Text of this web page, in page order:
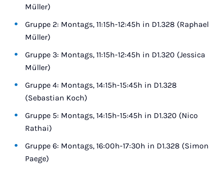
Müller)
Gruppe 2: Montags, 11:15h-12:45h in D1.328 (Raphael
Müller)
Gruppe 3: Montags, 11:15h-12:45h in D1.320 (Jessica
Müller)
Gruppe 4: Montags, 14:15h-15:45h in D1.328
(Sebastian Koch)
Gruppe 5: Montags, 14:15h-15:45h in D1.320 (Nico
Rathai)
Gruppe 6: Montags, 16:00h-17:30h in D1.328 (Simon
Paege)